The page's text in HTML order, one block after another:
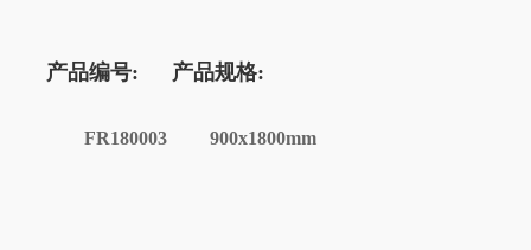
产品编号:
FR180003
产品规格:
900x1800mm